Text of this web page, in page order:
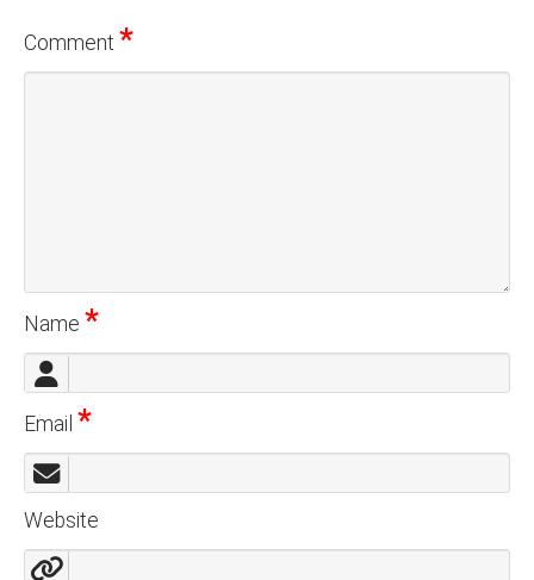
Comment *
Name *
Email *
Website